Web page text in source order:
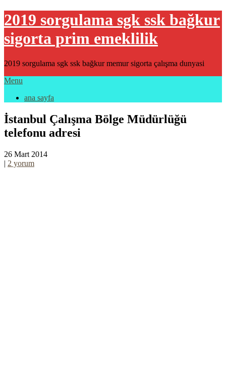
2019 sorgulama sgk ssk bağkur
sigorta prim emeklilik
2019 sorgulama sgk ssk bağkur memur sigorta çalışma dunyasi
Menu
ana sayfa
İstanbul Çalışma Bölge Müdürlüğü
telefonu adresi
26 Mart 2014
| 2 yorum